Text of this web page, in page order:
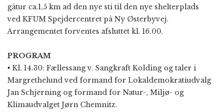
gåtur ca.1,5 km ad den nye sti til den nye shelterplads
ved KFUM Spejdercentret på Ny Østerbyvej.
Arrangementet forventes afsluttet kl. 16.00.
PROGRAM
• Kl. 14.30: Fællessang v. Sangkraft Kolding og taler i
Margrethelund ved formand for Lokaldemokratiudvalg
Jan Schjerning og formand for Natur-, Miljø- og
Klimaudvalget Jørn Chemnitz.